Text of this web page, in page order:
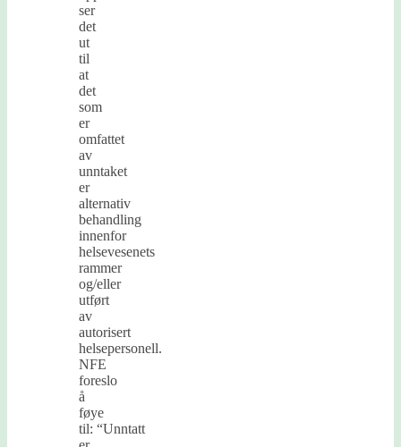
ser
det
ut
til
at
det
som
er
omfattet
av
unntaket
er
alternativ
behandling
innenfor
helsevesenets
rammer
og/eller
utført
av
autorisert
helsepersonell.
NFE
foreslo
å
føye
til: “Unntatt